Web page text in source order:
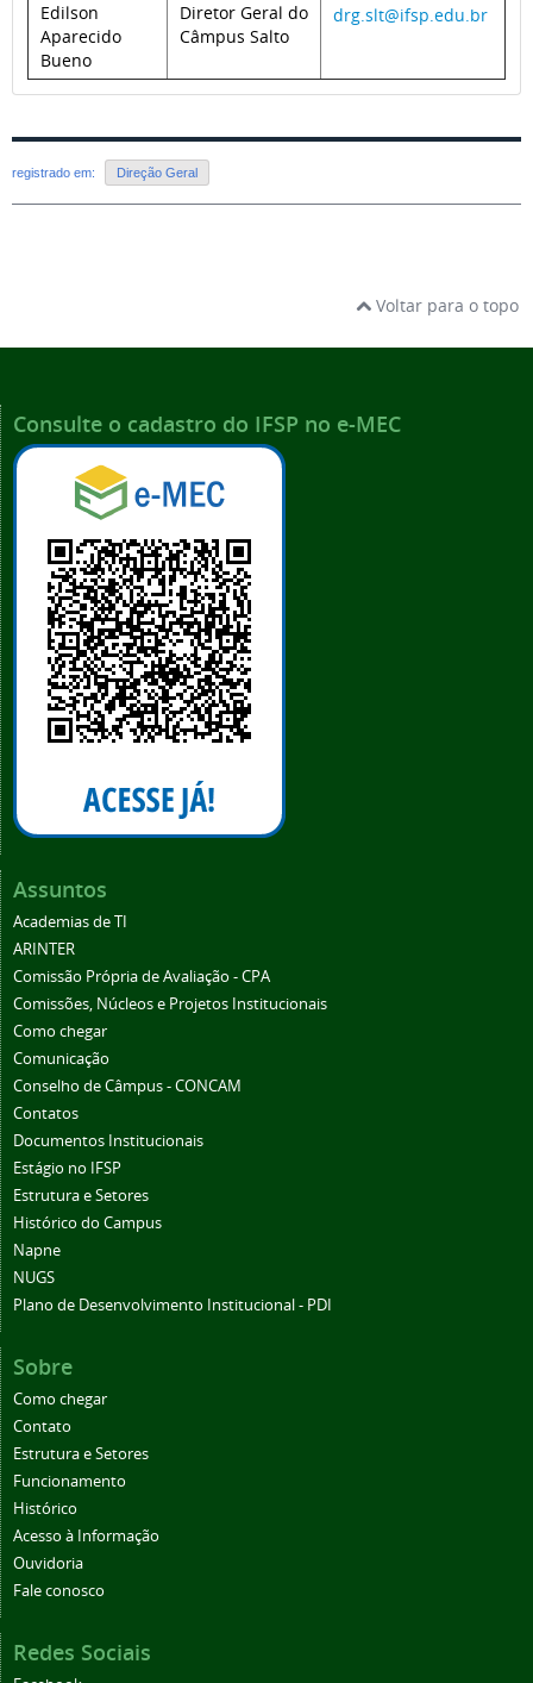
Edilson
Aparecido
Bueno
Diretor Geral do
Câmpus Salto
drg.slt@ifsp.edu.br
registrado em: Direção Geral
Voltar para o topo
Consulte o cadastro do IFSP no e-MEC
Assuntos
Academias de TI
ARINTER
Comissão Própria de Avaliação - CPA
Comissões, Núcleos e Projetos Institucionais
Como chegar
Comunicação
Conselho de Câmpus - CONCAM
Contatos
Documentos Institucionais
Estágio no IFSP
Estrutura e Setores
Histórico do Campus
Napne
NUGS
Plano de Desenvolvimento Institucional - PDI
Sobre
Como chegar
Contato
Estrutura e Setores
Funcionamento
Histórico
Acesso à Informação
Ouvidoria
Fale conosco
Redes Sociais